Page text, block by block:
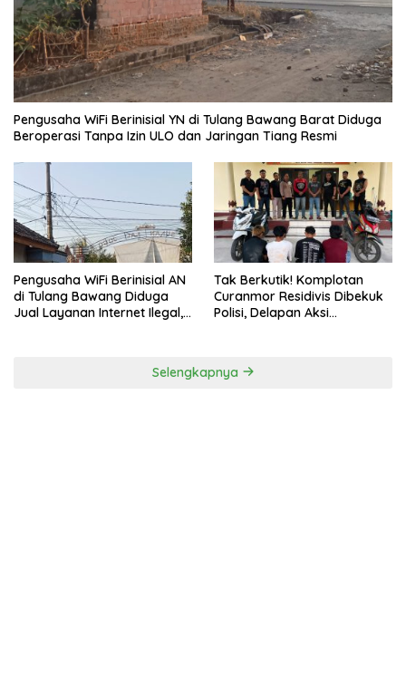
Pengusaha WiFi Berinisial YN di Tulang Bawang Barat Diduga
Beroperasi Tanpa Izin ULO dan Jaringan Tiang Resmi
Pengusaha WiFi Berinisial AN
di Tulang Bawang Diduga
Jual Layanan Internet Ilegal,
Tak Berkutik! Komplotan
Curanmor Residivis Dibekuk
Polisi, Delapan Aksi
Selengkapnya